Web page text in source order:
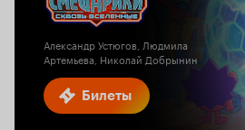
Билеты
Александр Устюгов, Людмила
Артемьева, Николай Добрынин